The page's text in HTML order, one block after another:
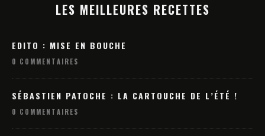
LES MEILLEURES RECETTES
EDITO : MISE EN BOUCHE
0 COMMENTAIRES
SÉBASTIEN PATOCHE : LA CARTOUCHE DE L’ÉTÉ !
0 COMMENTAIRES